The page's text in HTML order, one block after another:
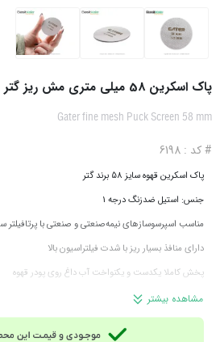
پاک اسکرین 58 میلی متری مش ریز گتر
Gater fine mesh Puck Screen 58 mm
# کد : 6198
پاک اسکرین قهوه سایز 58 برند گتر
جنس: استیل ضدزنگ درجه 1
مناسب اسپرسوسازهای نیمه‌صنعتی و صنعتی با پرتافیلتر
دارای منافذ بسیار ریز با شدت فیلتراسیون بالا
پخش کاملا یکدست و یکنواخت آب داغ روی پودر قهوه
ابزاری بسیار موثر در افزایش کیفیت عصاره گیری و طول
قابل شستشو با دوام و ماندگاری بالا
مشاهده بیشتر